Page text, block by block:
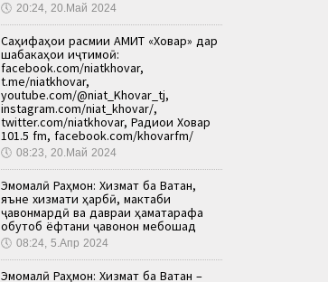
🕔 20:24, 20.Май 2024
Саҳифаҳои расмии АМИТ «Ховар» дар
шабакаҳои иҷтимоӣ:
facebook.com/niatkhovar,
t.me/niatkhovar,
youtube.com/@niat_Khovar_tj,
instagram.com/niat_khovar/,
twitter.com/niatkhovar, Радиои Ховар
101.5 fm, facebook.com/khovarfm/
🕔 08:23, 20.Май 2024
Эмомалӣ Раҳмон: Хизмат ба Ватан,
яъне хизмати ҳарбӣ, мактаби
ҷавонмардӣ ва давраи ҳаматарафа
обутоб ёфтани ҷавонон мебошад
🕔 08:24, 5.Апр 2024
Эмомалӣ Раҳмон: Хизмат ба Ватан –